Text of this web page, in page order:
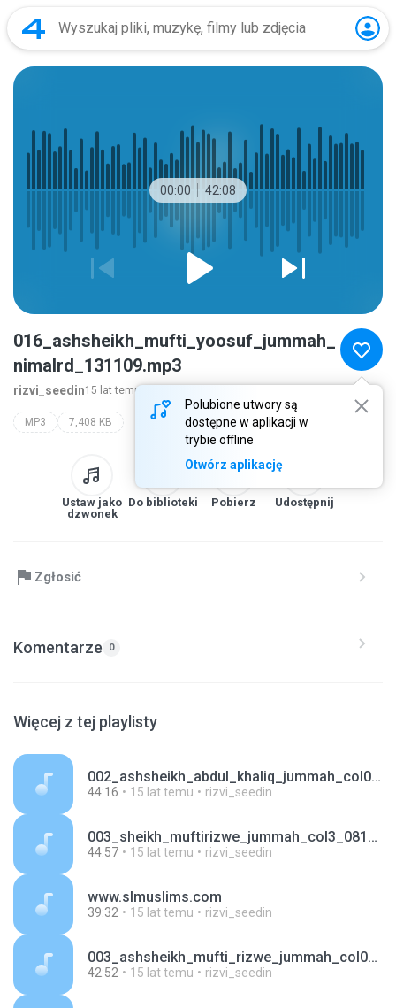
00:00 42:08
Polubione utwory są
dostępne w aplikacji w
trybie offline
Otwórz aplikację
016_ashsheikh_mufti_yoosuf_jummah_
nimalrd_131109.mp3
rizvi_seedin15 lat temu
MP3 7,408 KB
Ustaw jako
dzwonek
Do biblioteki Pobierz Udostępnij
Zgłosić
Komentarze 0
Więcej z tej playlisty
002_ashsheikh_abdul_khaliq_jummah_col03_010110.mp3
44:16 15 lat temu rizvi_seedin
003_sheikh_muftirizwe_jummah_col3_081010.mp3
44:57 15 lat temu rizvi_seedin
www.slmuslims.com
39:32 15 lat temu rizvi_seedin
003_ashsheikh_mufti_rizwe_jummah_col03)_080110.mp3
42:52 15 lat temu rizvi_seedin